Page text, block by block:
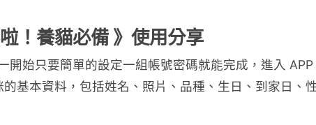
啦！養貓必備 》使用分享
開始只要簡單的設定一組帳號密碼就能完成，進入
的基本資料，包括姓名、照片、品種、生日、到家日、